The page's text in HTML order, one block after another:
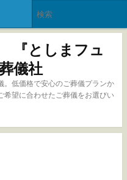
『としまフュ
儀社
。低価格で安心のご葬儀プランか
希望に合わせたご葬儀をお選びい